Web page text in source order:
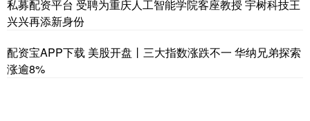
私募配资平台 受聘为重庆人工智能学院客座教授 宇树科技王
兴兴再添新身份
配资宝APP下载 美股开盘丨三大指数涨跌不一 华纳兄弟探索
涨逾8%